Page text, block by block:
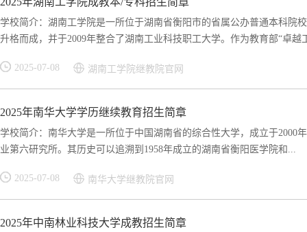
学校简介：湖南工学院是一所位于湖南省衡阳市的省属公办普通本科院
升格而成，并于2009年整合了湖南工业科技职工大学。作为教育部“卓越
2025-07-08 湖南工学院继教院官网
2025年南华大学学历继续教育招生简章
学校简介：南华大学是一所位于中国湖南省的综合性大学，成立于2000
业第六研究所。其历史可以追溯到1958年成立的湖南省衡阳医学院和...
2025-07-08 南华大学继教院官网
2025年中南林业科技大学成教招生简章